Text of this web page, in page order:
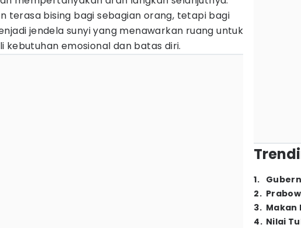
terasa bising bagi sebagian orang, tetapi bagi
jendela sunyi yang menawarkan ruang untuk
kebutuhan emosional dan batas diri.
1.
2.
3. Makan
4. Nilai